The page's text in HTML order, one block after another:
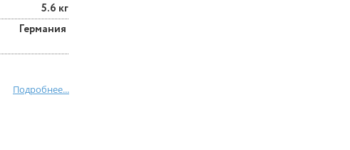
5.6 кг
Германия
Подробнее...